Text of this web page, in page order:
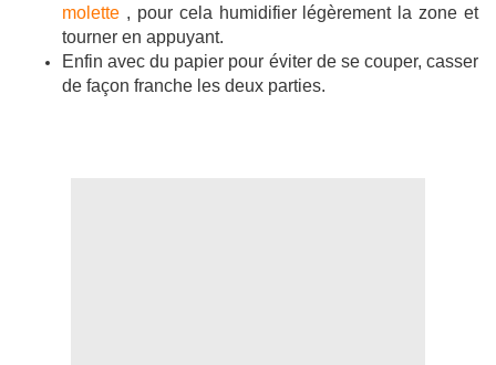
molette , pour cela humidifier légèrement la zone et
tourner en appuyant.
Enfin avec du papier pour éviter de se couper, casser
de façon franche les deux parties.